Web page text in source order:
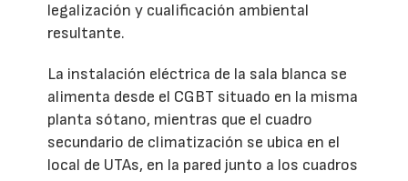
legalización y cualificación ambiental
resultante.
La instalación eléctrica de la sala blanca se
alimenta desde el CGBT situado en la misma
planta sótano, mientras que el cuadro
secundario de climatización se ubica en el
local de UTAs, en la pared junto a los cuadros